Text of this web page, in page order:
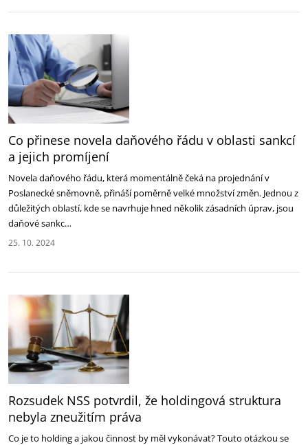
Co přinese novela daňového řádu v oblasti sankcí
a jejich promíjení
Novela daňového řádu, která momentálně čeká na projednání v
Poslanecké sněmovně, přináší poměrně velké množství změn. Jednou z
důležitých oblastí, kde se navrhuje hned několik zásadních úprav, jsou
daňové sankc…
25. 10. 2024
Rozsudek NSS potvrdil, že holdingová struktura
nebyla zneužitím práva
Co je to holding a jakou činnost by měl vykonávat? Touto otázkou se